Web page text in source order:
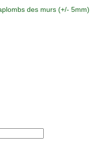
des murs (+/-